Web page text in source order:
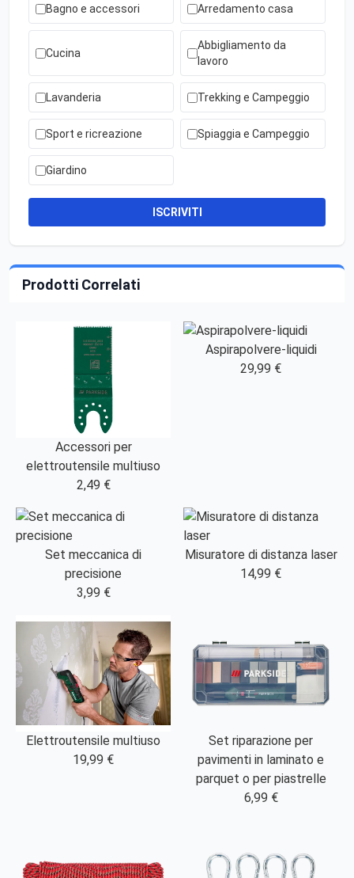
Bagno e accessori Arredamento casa
Cucina
Abbigliamento da
lavoro
Lavanderia Trekking e Campeggio
Sport e ricreazione Spiaggia e Campeggio
Giardino
ISCRIVITI
Prodotti Correlati
Accessori per
elettroutensile multiuso
2,49 €
Aspirapolvere-liquidi
29,99 €
Set meccanica di
precisione
3,99 €
Misuratore di distanza laser
14,99 €
Elettroutensile multiuso
19,99 €
Set riparazione per
pavimenti in laminato e
parquet o per piastrelle
6,99 €